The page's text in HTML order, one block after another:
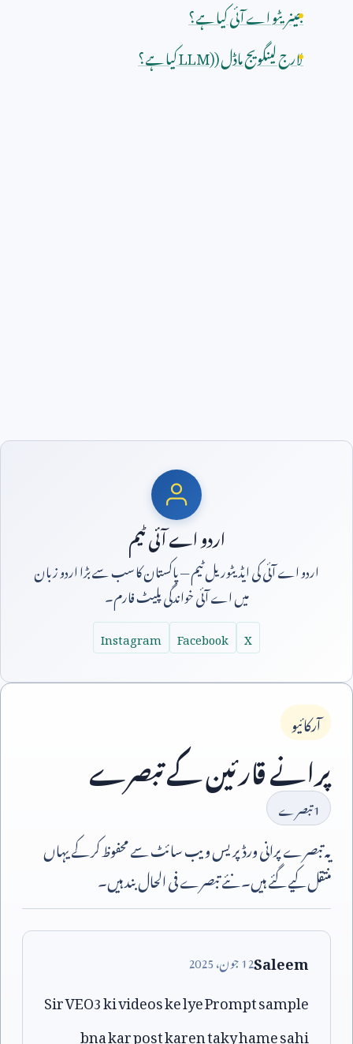
جینریٹو اے آئی کیا ہے؟
لارج لینگویج ماڈل (LLM)کیا ہے؟
اردو اے آئی ٹیم
اردو اے آئی کی ایڈیٹوریل ٹیم — پاکستان کا سب سے بڑا اردو زبان
میں اے آئی خواندگی پلیٹ فارم۔
X
Facebook
Instagram
آرکائیو
پرانے قارئین کے تبصرے
1تبصرے
یہ تبصرے پرانی ورڈپریس ویب سائٹ سے محفوظ کر کے یہاں
منتقل کیے گئے ہیں۔ نئے تبصرے فی الحال بند ہیں۔
Saleem
12جون،2025
Sir VEO3 ki videos ke lye Prompt sample
bna kar post karen taky hame sahi